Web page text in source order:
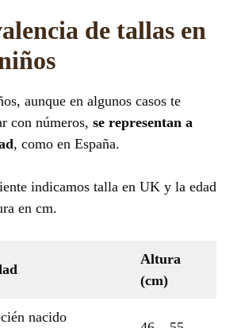
de tallas en
aunque en algunos casos te
con números, se representan a
, como en España.
indicamos talla en UK y la edad
en cm.
Altura
(cm)
nacido